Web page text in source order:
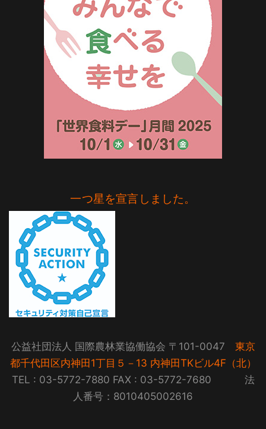
一つ星を宣言しました。
公益社団法人 国際農林業協働協会 〒101-0047 東京
都千代田区内神田1丁目５－13 内神田TKビル4F（北）
TEL : 03-5772-7880 FAX : 03-5772-7680 法
人番号：8010405002616